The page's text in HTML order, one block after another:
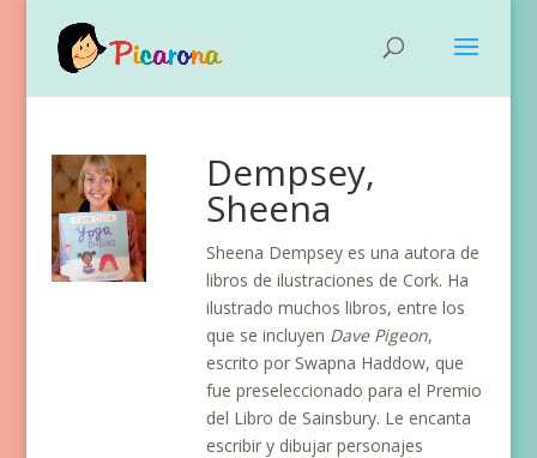
Dempsey,
Sheena
Sheena Dempsey es una autora de
libros de ilustraciones de Cork. Ha
ilustrado muchos libros, entre los
que se incluyen Dave Pigeon,
escrito por Swapna Haddow, que
fue preseleccionado para el Premio
del Libro de Sainsbury. Le encanta
escribir y dibujar personajes